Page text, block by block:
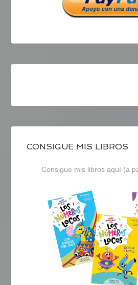
CONSIGUE MIS LIBROS
Consigue mis libros aquí (a